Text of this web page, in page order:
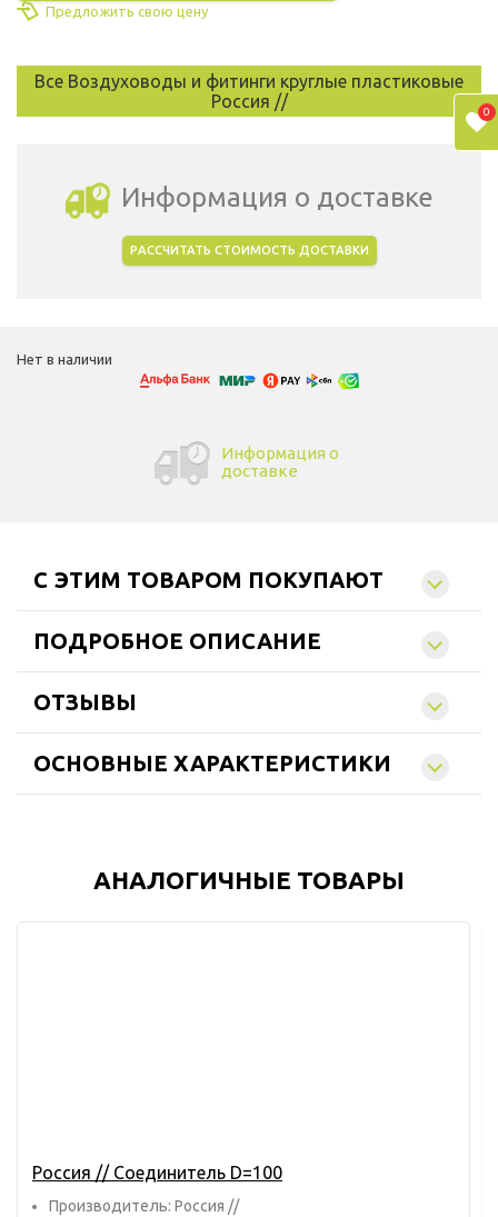
Предложить свою цену
Все Воздуховоды и фитинги круглые пластиковые
Россия //
Информация о доставке
РАССЧИТАТЬ СТОИМОСТЬ ДОСТАВКИ
Нет в наличии
Информация о
доставке
C ЭТИМ ТОВАРОМ ПОКУПАЮТ
ПОДРОБНОЕ ОПИСАНИЕ
ОТЗЫВЫ
ОСНОВНЫЕ ХАРАКТЕРИСТИКИ
АНАЛОГИЧНЫЕ ТОВАРЫ
Россия // Соединитель D=100
Прoизвoдитель: Россия //
0